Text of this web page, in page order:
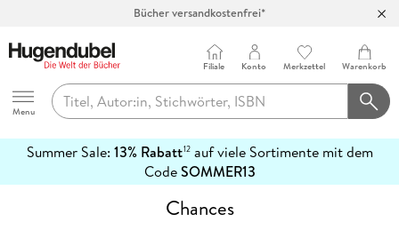
Bücher versandkostenfrei*
Abholung in über 100 Filialen
Hugendubel
Menu
Filiale Konto Merkzettel Warenkorb
Summer Sale: 13% Rabatt12auf viele Sortimente mit dem
CodeSOMMER13
erfahren
Chances